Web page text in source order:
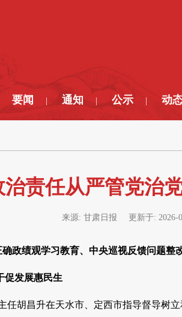
要闻 通知 公示 动
责任从严管党治
来源: 甘肃日报 更新于: 2026-
政绩观学习教育、中央巡视反馈问题
促发展惠民生
任胡昌升在天水市、定西市指导督导树